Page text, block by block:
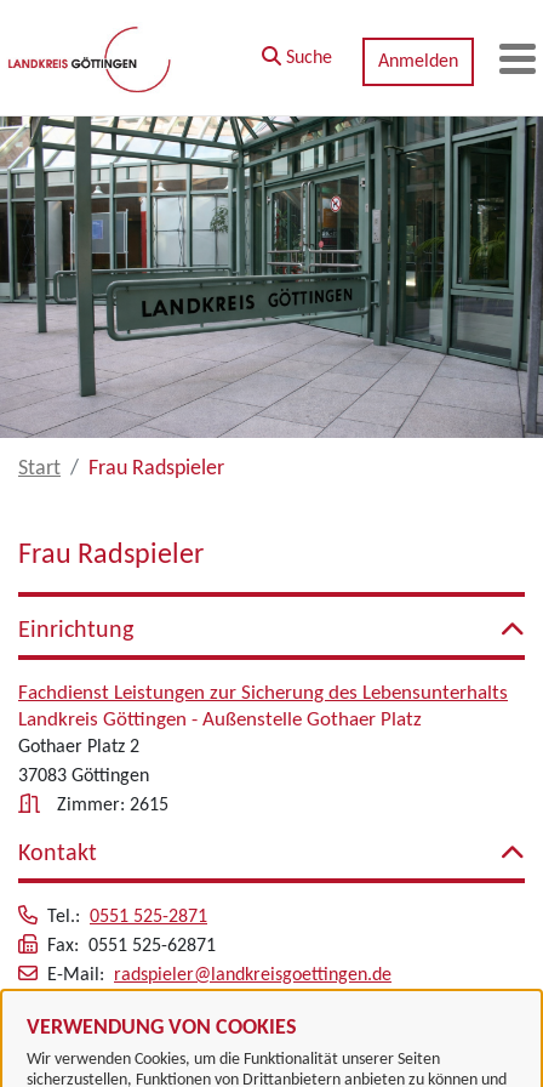
Zum Hauptinhalt springen
VERWENDUNG VON COOKIES
Wir verwenden Cookies, um die Funktionalität unserer Seiten
sicherzustellen, Funktionen von Drittanbietern anbieten zu können und
Suche Anmelden
Start Frau Radspieler
Frau Radspieler
Einrichtung
Fachdienst Leistungen zur Sicherung des Lebensunterhalts
Landkreis Göttingen - Außenstelle Gothaer Platz
Gothaer Platz 2
37083 Göttingen
Zimmer: 2615
Kontakt
Tel.: 0551 525-2871
Fax: 0551 525-62871
E-Mail: radspieler@landkreisgoettingen.de
Alle zugeordneten Einrichtungen